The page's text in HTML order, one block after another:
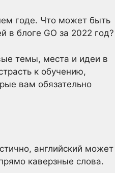
годе. Что может быть
в блоге GO за 2022 год?
темы, места и идеи в
к обучению,
вам обязательно
английский может
каверзные слова.